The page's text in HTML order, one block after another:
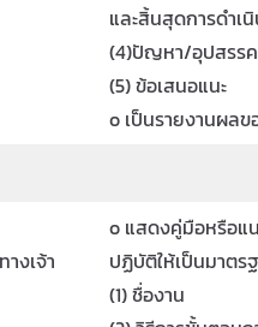
และสิ้นสุดการดำเ
(4)ปัญหา/อุปสรรค
(5) ข้อเสนอแนะ
o เป็นรายงานผล
งเจ้า
o แสดงคู่มือหรือแ
ปฏิบัติให้เป็นมาตร
(1) ชื่องาน